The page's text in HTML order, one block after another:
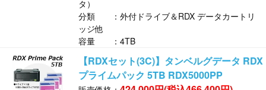
タ）
分類 ：外付ドライブ＆RDX データカートリ
ッジ他
容量 ：4TB
【RDXセット(3C)】タンベルグデータ RDX
プライムパック 5TB RDX5000PP